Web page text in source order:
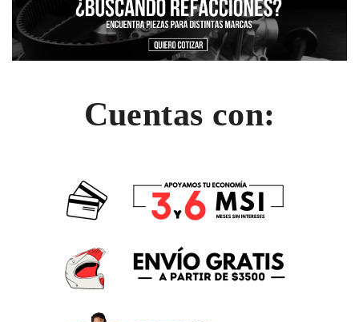
Cuentas con: